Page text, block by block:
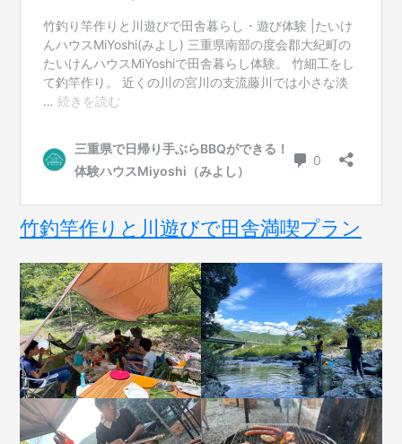
竹釣竿作りと川遊びで田舎満喫プラン